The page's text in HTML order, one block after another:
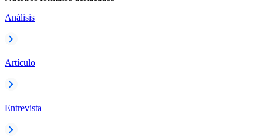
Análisis
Artículo
Entrevista